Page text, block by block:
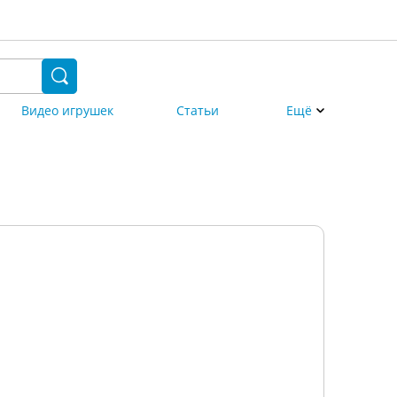
Видео игрушек Статьи Ещё